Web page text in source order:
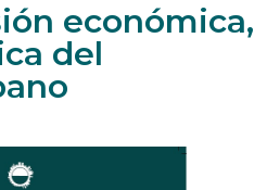
económica,
del